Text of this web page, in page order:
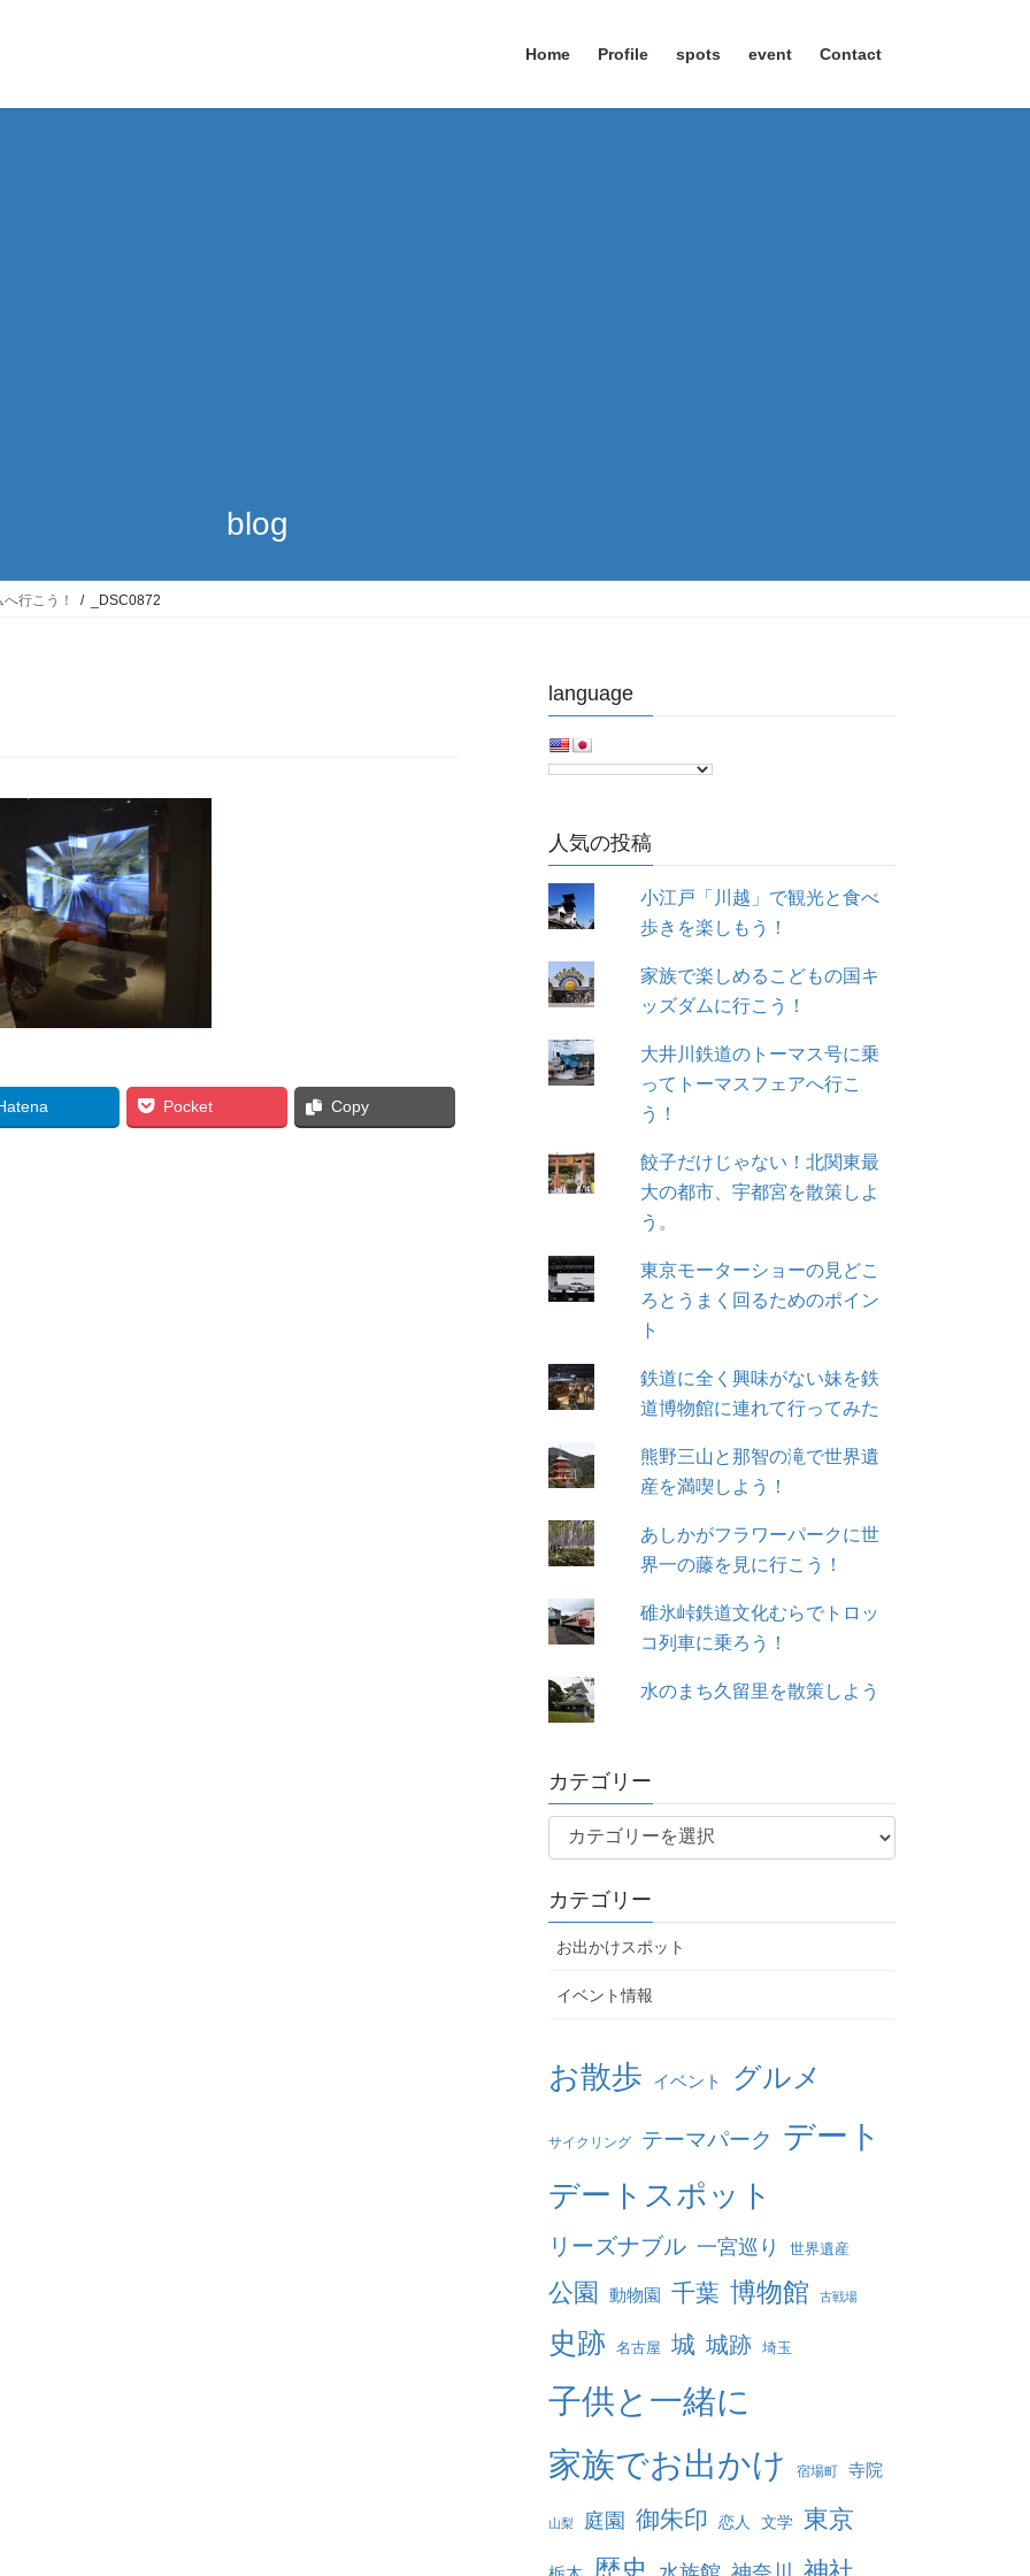
Home Profile spots event Contact
blog
行こう！ _DSC0872
Pocket Copy
language
人気の投稿
小江戸「川越」で観光と食べ
歩きを楽しもう！
家族で楽しめるこどもの国キ
ッズダムに行こう！
大井川鉄道のトーマス号に乗
ってトーマスフェアへ行こ
う！
餃子だけじゃない！北関東最
大の都市、宇都宮を散策しよ
う。
東京モーターショーの見どこ
ろとうまく回るためのポイン
ト
鉄道に全く興味がない妹を鉄
道博物館に連れて行ってみた
熊野三山と那智の滝で世界遺
産を満喫しよう！
あしかがフラワーパークに世
界一の藤を見に行こう！
碓氷峠鉄道文化むらでトロッ
コ列車に乗ろう！
水のまち久留里を散策しよう
カテゴリー
テ
リ
ー
カテゴリー
お出かけスポット
イベント情報
お散歩 イベント グルメ
サイクリング テーマパーク デート
デートスポット
リーズナブル 一宮巡り 世界遺産
公園 動物園 千葉 博物館 古戦場
史跡 名古屋 城 城跡 埼玉
子供と一緒に
家族でお出かけ 宿場町 寺院
山梨 庭園 御朱印 恋人 文学 東京
歴史